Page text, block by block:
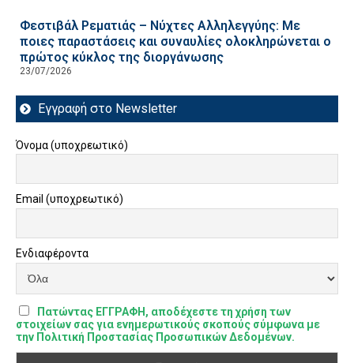
Φεστιβάλ Ρεματιάς – Νύχτες Αλληλεγγύης: Με
ποιες παραστάσεις και συναυλίες ολοκληρώνεται ο
πρώτος κύκλος της διοργάνωσης
23/07/2026
Εγγραφή στο Newsletter
Όνομα (υποχρεωτικό)
Email (υποχρεωτικό)
Ενδιαφέροντα
Πατώντας ΕΓΓΡΑΦΗ, αποδέχεστε τη χρήση των
στοιχείων σας για ενημερωτικούς σκοπούς σύμφωνα με
την Πολιτική Προστασίας Προσωπικών Δεδομένων.